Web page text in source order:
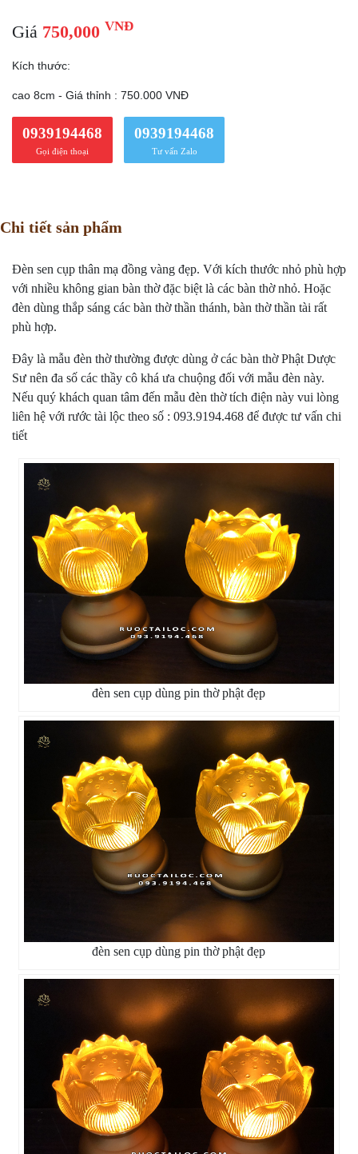
Giá 750,000 VNĐ
Kích thước:
cao 8cm - Giá thỉnh : 750.000 VNĐ
0939194468
Gọi điện thoại
0939194468
Tư vấn Zalo
Chi tiết sản phẩm
Đèn sen cụp thân mạ đồng vàng đẹp. Với kích thước nhỏ phù hợp
với nhiều không gian bàn thờ đặc biệt là các bàn thờ nhỏ. Hoặc
đèn dùng thắp sáng các bàn thờ thần thánh, bàn thờ thần tài rất
phù hợp.
Đây là mẫu đèn thờthường được dùng ở các bàn thờ Phật Dược
Sư nên đa số các thầy cô khá ưa chuộng đối với mẫu đèn này.
Nếu quý khách quan tâm đến mẫu đèn thờ tích điện này vui lòng
liên hệ với rước tài lộc theo số : 093.9194.468 để được tư vấn chi
tiết
đèn sen cụp dùng pin thờ phật đẹp
đèn sen cụp dùng pin thờ phật đẹp